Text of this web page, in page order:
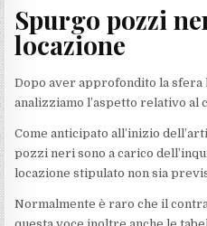
Spurgo pozzi
locazione
Dopo aver approfondito la sfera
analizziamo l’aspetto relativo al
Come anticipato all’inizio
pozzi neri sono a carico
locazione stipulato non sia
Normalmente è raro che il